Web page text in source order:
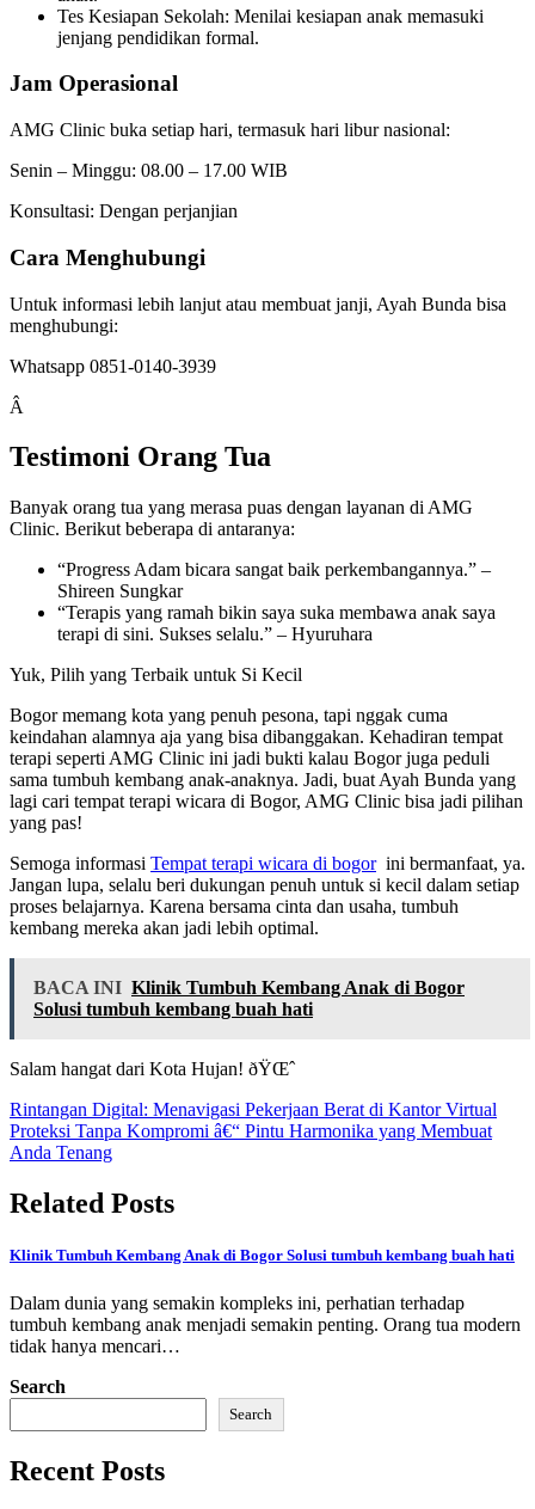
Tes Kesiapan Sekolah: Menilai kesiapan anak memasuki
jenjang pendidikan formal.
Jam Operasional
AMG Clinic buka setiap hari, termasuk hari libur nasional:
Senin – Minggu: 08.00 – 17.00 WIB
Konsultasi: Dengan perjanjian
Cara Menghubungi
Untuk informasi lebih lanjut atau membuat janji, Ayah Bunda bisa
menghubungi:
Whatsapp 0851-0140-3939
Â
Testimoni Orang Tua
Banyak orang tua yang merasa puas dengan layanan di AMG
Clinic. Berikut beberapa di antaranya:
“Progress Adam bicara sangat baik perkembangannya.” –
Shireen Sungkar
“Terapis yang ramah bikin saya suka membawa anak saya
terapi di sini. Sukses selalu.” – Hyuruhara
Yuk, Pilih yang Terbaik untuk Si Kecil
Bogor memang kota yang penuh pesona, tapi nggak cuma
keindahan alamnya aja yang bisa dibanggakan. Kehadiran tempat
terapi seperti AMG Clinic ini jadi bukti kalau Bogor juga peduli
sama tumbuh kembang anak-anaknya. Jadi, buat Ayah Bunda yang
lagi cari tempat terapi wicara di Bogor, AMG Clinic bisa jadi pilihan
yang pas!
Semoga informasi Tempat terapi wicara di bogorini bermanfaat, ya.
Jangan lupa, selalu beri dukungan penuh untuk si kecil dalam setiap
proses belajarnya. Karena bersama cinta dan usaha, tumbuh
kembang mereka akan jadi lebih optimal.
BACA INI Klinik Tumbuh Kembang Anak di Bogor
Solusi tumbuh kembang buah hati
Salam hangat dari Kota Hujan! ðŸŒˆ
Post
navigation
Rintangan Digital: Menavigasi Pekerjaan Berat di Kantor Virtual
Proteksi Tanpa Kompromi â€“ Pintu Harmonika yang Membuat
Anda Tenang
Related Posts
Klinik Tumbuh Kembang Anak di Bogor Solusi tumbuh kembang buah hati
Dalam dunia yang semakin kompleks ini, perhatian terhadap
tumbuh kembang anak menjadi semakin penting. Orang tua modern
tidak hanya mencari…
Search
Search
Recent Posts